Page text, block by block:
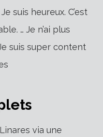
suis heureux. C’est
… Je n’ai plus
suis super content
via une